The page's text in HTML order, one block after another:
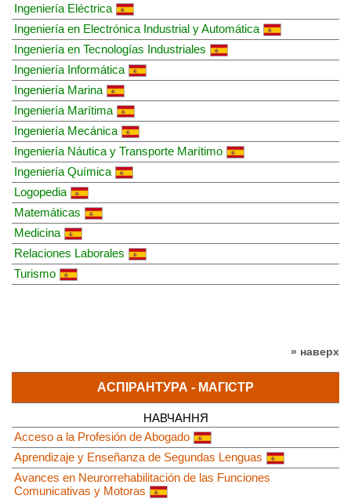
Ingeniería Eléctrica
Ingeniería en Electrónica Industrial y Automática
Ingeniería en Tecnologías Industriales
Ingeniería Informática
Ingeniería Marina
Ingeniería Marítima
Ingeniería Mecánica
Ingeniería Náutica y Transporte Marítimo
Ingeniería Química
Logopedia
Matemáticas
Medicina
Relaciones Laborales
Turismo
» наверх
АСПІРАНТУРА - МАГІСТР
НАВЧАННЯ
Acceso a la Profesión de Abogado
Aprendizaje y Enseñanza de Segundas Lenguas
Avances en Neurorrehabilitación de las Funciones
Comunicativas y Motoras